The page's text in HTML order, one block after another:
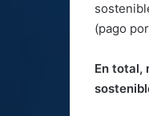
(pago
En total,